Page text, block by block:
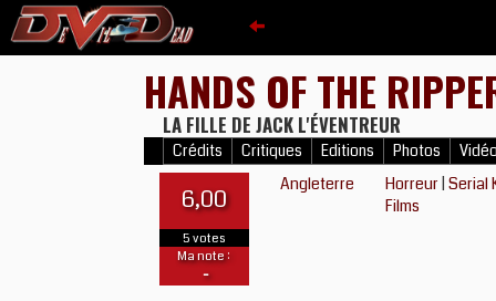
HANDS OF THE
LA FILLE DE JACK L'ÉVENTREUR
Crédits Critiques Editions Photos
6,00
5 votes
Ma note :
-
Angleterre Horreur Serial
Films